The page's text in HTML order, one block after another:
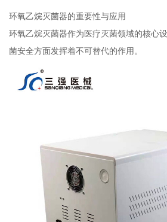
环氧乙烷灭菌器的重要性与应用
环氧乙烷灭菌器作为医疗灭菌领域的核心
菌安全方面发挥着不可替代的作用。